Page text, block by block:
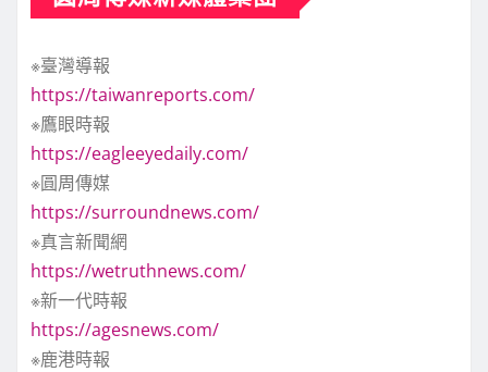
※臺灣導報
https://taiwanreports.com/
※鷹眼時報
https://eagleeyedaily.com/
※圓周傳媒
https://surroundnews.com/
※真言新聞網
https://wetruthnews.com/
※新一代時報
https://agesnews.com/
※鹿港時報